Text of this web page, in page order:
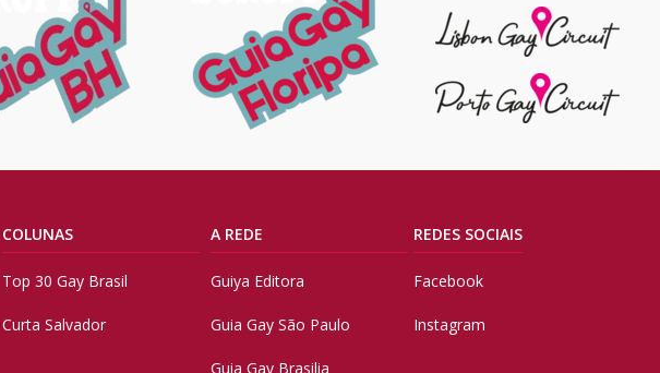
COLUNAS
Top 30 Gay Brasil
Curta Salvador
A REDE
Guiya Editora
Guia Gay São Paulo
Guia Gay Brasilia
REDES SOCIAIS
Facebook
Instagram